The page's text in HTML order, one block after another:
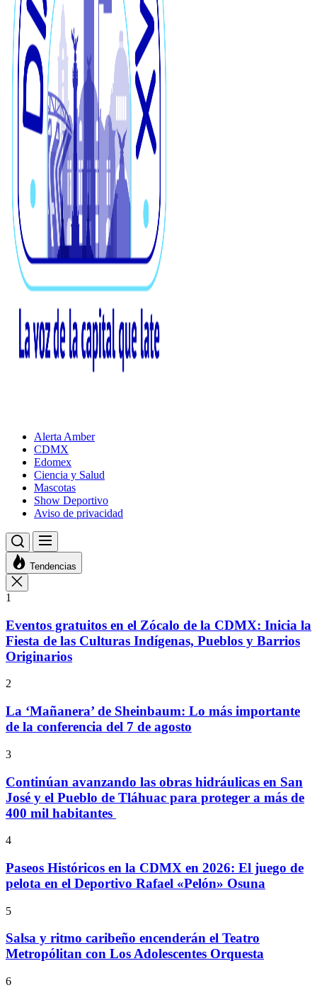
Alerta Amber
CDMX
Edomex
Ciencia y Salud
Mascotas
Show Deportivo
Aviso de privacidad
Tendencias
1
Eventos gratuitos en el Zócalo de la CDMX: Inicia la
Fiesta de las Culturas Indígenas, Pueblos y Barrios
Originarios
2
La ‘Mañanera’ de Sheinbaum: Lo más importante
de la conferencia del 7 de agosto
3
Continúan avanzando las obras hidráulicas en San
José y el Pueblo de Tláhuac para proteger a más de
400 mil habitantes
4
Paseos Históricos en la CDMX en 2026: El juego de
pelota en el Deportivo Rafael «Pelón» Osuna
5
Salsa y ritmo caribeño encenderán el Teatro
Metropólitan con Los Adolescentes Orquesta
6